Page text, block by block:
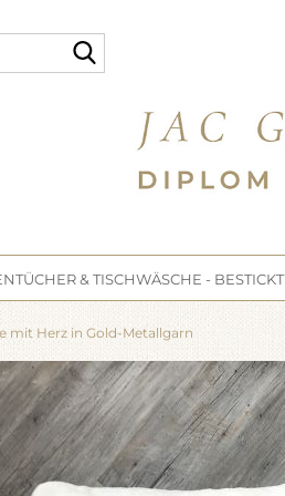
& TISCHWÄSCHE - BESTICKT
mit Herz in Gold-Metallgarn